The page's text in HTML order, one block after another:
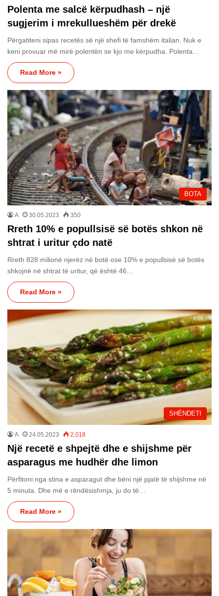
Polenta me salcë kërpudhash – një
sugjerim i mrekullueshëm për drekë
Përgatiteni sipas recetës së një shefi të famshëm italian. Nuk e
keni provuar më mirë polentën se kjo me kërpudha. Polenta…
Read More »
BOTA
A 30.05.2023 350
Rreth 10% e popullsisë së botës shkon në
shtrat i uritur çdo natë
Rreth 828 milionë njerëz në botë ose 10% e popullsisë së botës
shkojnë në shtrat të uritur, që është 46…
Read More »
SHËNDETI
A 24.05.2023 2,018
Një recetë e shpejtë dhe e shijshme për
asparagus me hudhër dhe limon
Përfitoni nga stina e asparagut dhe bëni një pjatë të shijshme në
5 minuta. Dhe më e rëndësishmja, ju do të…
Read More »